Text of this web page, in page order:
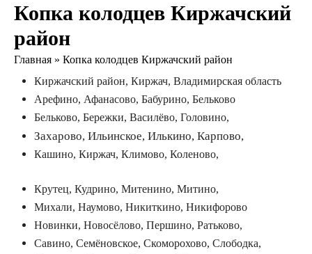
Копка колодцев Киржачский
район
Главная » Копка колодцев Киржачский район
Киржачский район, Киржач, Владимирская область
Арефино, Афанасово, Бабурино, Бельково
Бельково, Бережки, Василёво, Головино,
Захарово, Ильинское, Илькино, Карпово,
Кашино, Киржач, Климово, Коленово,
Крутец, Кудрино, Митенино, Митино,
Михали, Наумово, Никиткино, Никифорово
Новинки, Новосёлово, Першино, Ратьково,
Савино, Семёновское, Скоморохово, Слободка,